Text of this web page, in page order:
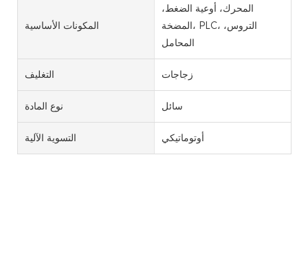
المكونات الأساسية
المحرك، أوعية الضغط،
المضخة، PLC، التروس،
المحامل
التغليف زجاجات
نوع المادة سائل
التسوية الآلية أوتوماتيكي